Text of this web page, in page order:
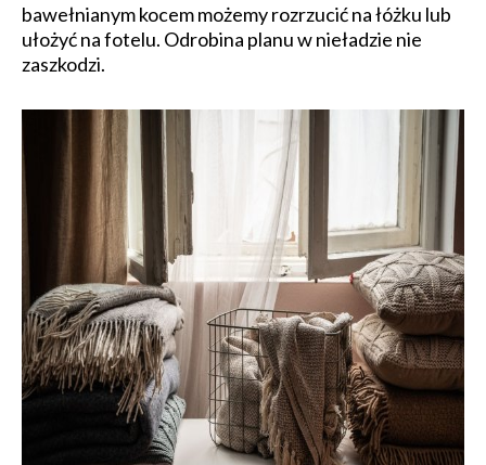
bawełnianym kocem możemy rozrzucić na łóżku lub
ułożyć na fotelu. Odrobina planu w nieładzie nie
zaszkodzi.